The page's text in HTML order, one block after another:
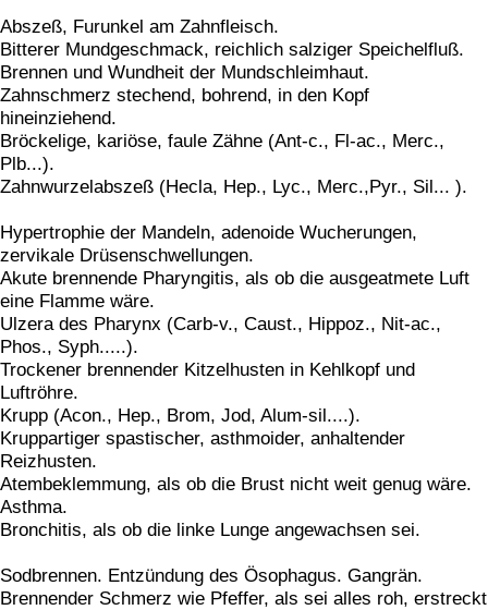
Abszeß, Furunkel am Zahnfleisch.
Bitterer Mundgeschmack, reichlich salziger Speichelfluß.
Brennen und Wundheit der Mundschleimhaut.
Zahnschmerz stechend, bohrend, in den Kopf
hineinziehend.
Bröckelige, kariöse, faule Zähne (Ant-c., Fl-ac., Merc.,
Plb...).
Zahnwurzelabszeß (Hecla, Hep., Lyc., Merc.,Pyr., Sil... ).
Hypertrophie der Mandeln, adenoide Wucherungen,
zervikale Drüsenschwellungen.
Akute brennende Pharyngitis, als ob die ausgeatmete Luft
eine Flamme wäre.
Ulzera des Pharynx (Carb-v., Caust., Hippoz., Nit-ac.,
Phos., Syph.....).
Trockener brennender Kitzelhusten in Kehlkopf und
Luftröhre.
Krupp (Acon., Hep., Brom, Jod, Alum-sil....).
Kruppartiger spastischer, asthmoider, anhaltender
Reizhusten.
Atembeklemmung, als ob die Brust nicht weit genug wäre.
Asthma.
Bronchitis, als ob die linke Lunge angewachsen sei.
Sodbrennen. Entzündung des Ösophagus. Gangrän.
Brennender Schmerz wie Pfeffer, als sei alles roh, erstreckt